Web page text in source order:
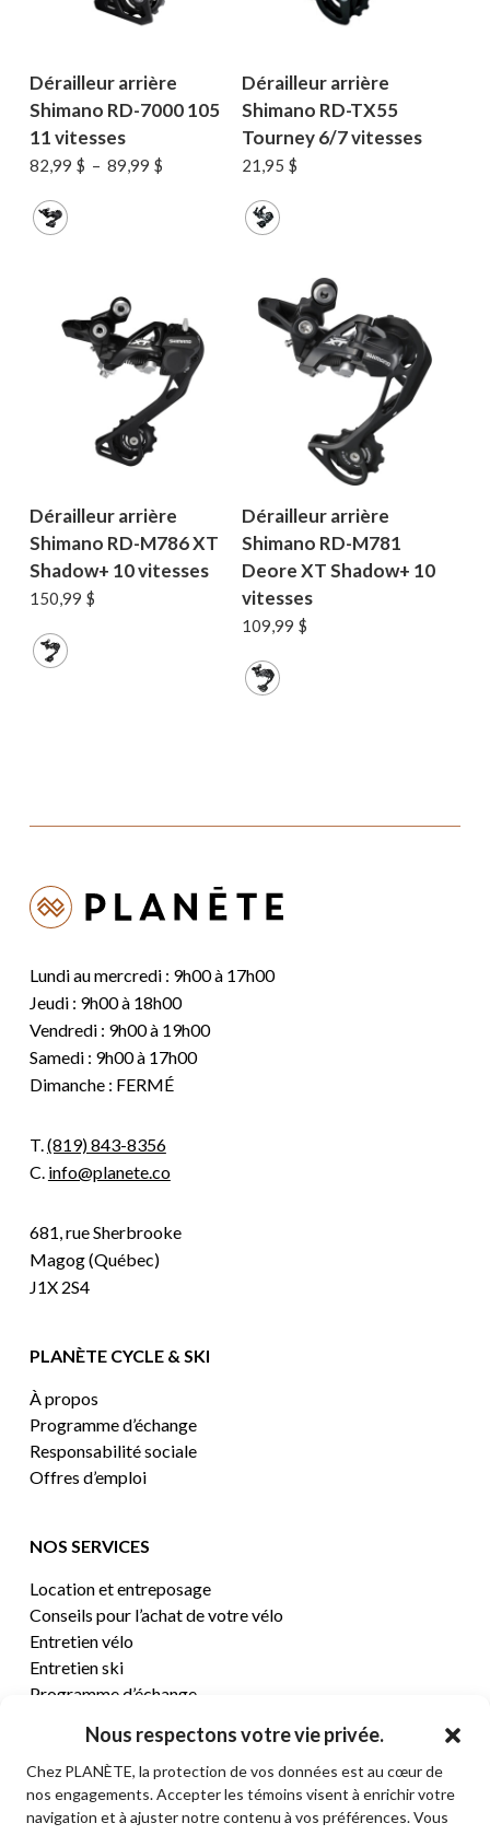
Nous respectons votre vie privée.
Chez PLANÈTE, la protection de vos données est au cœur de
nos engagements. Accepter les témoins visent à enrichir votre
navigation et à ajuster notre contenu à vos préférences. Vous
Dérailleur arrière
Shimano RD-7000 105
11 vitesses
82,99 $ – 89,99 $Plage
Dérailleur arrière
Shimano RD-TX55
Tourney 6/7 vitesses
21,95 $
Dérailleur arrière
Shimano RD-M786 XT
Shadow+ 10 vitesses
150,99 $
Dérailleur arrière
Shimano RD-M781
Deore XT Shadow+ 10
vitesses
109,99 $
Lundi au mercredi : 9h00 à 17h00
Jeudi : 9h00 à 18h00
Vendredi : 9h00 à 19h00
Samedi : 9h00 à 17h00
Dimanche : FERMÉ
T.(819) 843-8356
C. info@planete.co
681, rue Sherbrooke
Magog (Québec)
J1X 2S4
PLANÈTE CYCLE & SKI
À propos
Programme d’échange
Responsabilité sociale
Offres d’emploi
NOS SERVICES
Location et entreposage
Conseils pour l’achat de votre vélo
Entretien vélo
Entretien ski
Programme d’échange
CENTRE D’AIDE
Termes et conditions de vente